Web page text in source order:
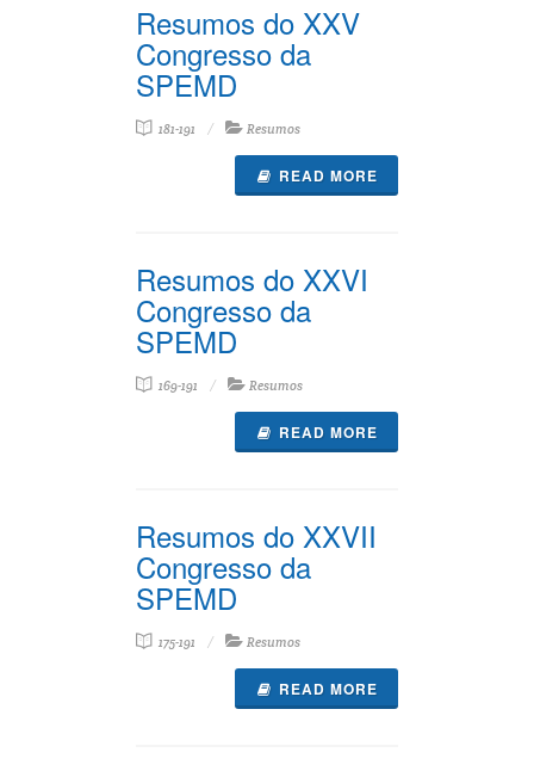
Resumos do XXV
Congresso da
SPEMD
181-191 Resumos
READ MORE
Resumos do XXVI
Congresso da
SPEMD
169-191 Resumos
READ MORE
Resumos do XXVII
Congresso da
SPEMD
175-191 Resumos
READ MORE